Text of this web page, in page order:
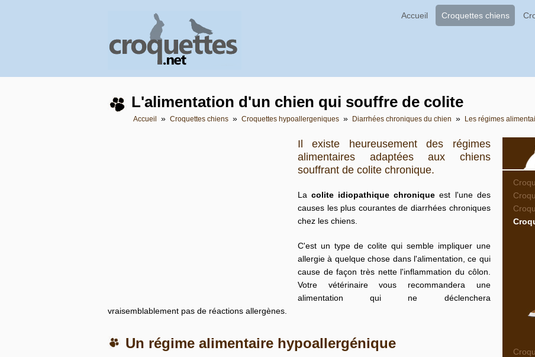
Accueil Croquettes chiens
L'alimentation d'un chien qui souffre de colite
Accueil » Croquettes chiens » Croquettes hypoallergeniques » Diarrhées chroniques du chien » Les régimes
Il existe heureusement des régimes
alimentaires adaptées aux chiens
souffrant de colite chronique.
Lacolite idiopathique chronique est l'une des
causes les plus courantes dediarrhées chroniques
chez les chiens.
C'est un type de colite qui semble impliquer une
allergie à quelque chose dans l'alimentation, ce qui
cause de façon très nette l'inflammation du côlon.
Votre vétérinaire vous recommandera une
alimentation qui ne déclenchera
vraisemblablement pas de réactions allergènes
Un régime alimentaire hypoallergénique